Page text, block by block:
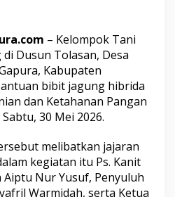
– Kelompok Tani
Dusun Tolasan, Desa
Kabupaten
bibit jagung hibrida
dan Ketahanan Pangan
30 Mei 2026.
melibatkan jajaran
kegiatan itu Ps. Kanit
Aiptu Nur Yusuf, Penyuluh
Warmidah, serta Ketua